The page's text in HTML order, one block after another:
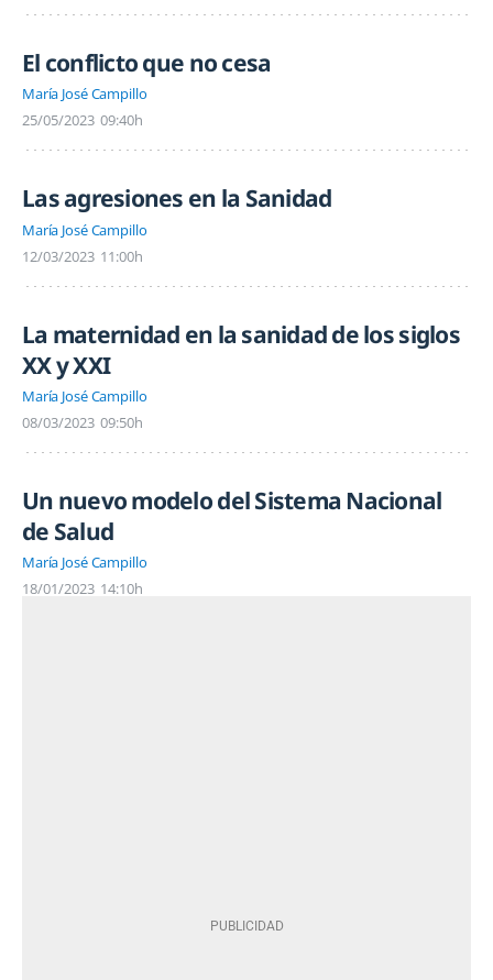
El conflicto que no cesa
María José Campillo
25/05/2023 09:40h
Las agresiones en la Sanidad
María José Campillo
12/03/2023 11:00h
La maternidad en la sanidad de los siglos
XX y XXI
María José Campillo
08/03/2023 09:50h
Un nuevo modelo del Sistema Nacional
de Salud
María José Campillo
18/01/2023 14:10h